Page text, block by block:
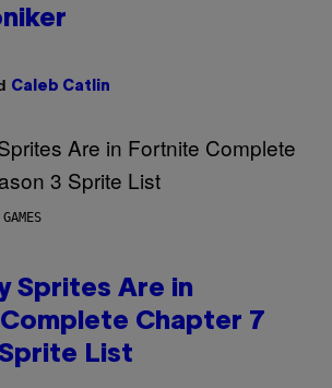
Caleb Catlin
Sprites Are in
Chapter 7
List